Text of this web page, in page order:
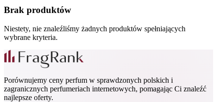
Brak produktów
Niestety, nie znaleźliśmy żadnych produktów spełniających
wybrane kryteria.
Porównujemy ceny perfum w sprawdzonych polskich i
zagranicznych perfumeriach internetowych, pomagając Ci znaleźć
najlepsze oferty.